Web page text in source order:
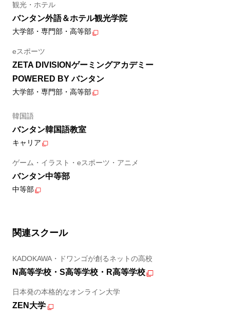
観光・ホテル
バンタン外語＆ホテル観光学院
大学部・専門部・高等部
eスポーツ
ZETA DIVISIONゲーミングアカデミー
POWERED BY バンタン
大学部・専門部・高等部
韓国語
バンタン韓国語教室
キャリア
ゲーム・イラスト・eスポーツ・アニメ
バンタン中等部
中等部
関連スクール
KADOKAWA・ドワンゴが創るネットの高校
N高等学校・S高等学校・R高等学校
日本発の本格的なオンライン大学
ZEN大学